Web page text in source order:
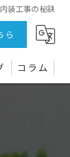
装工事の秘訣
ら
コラム